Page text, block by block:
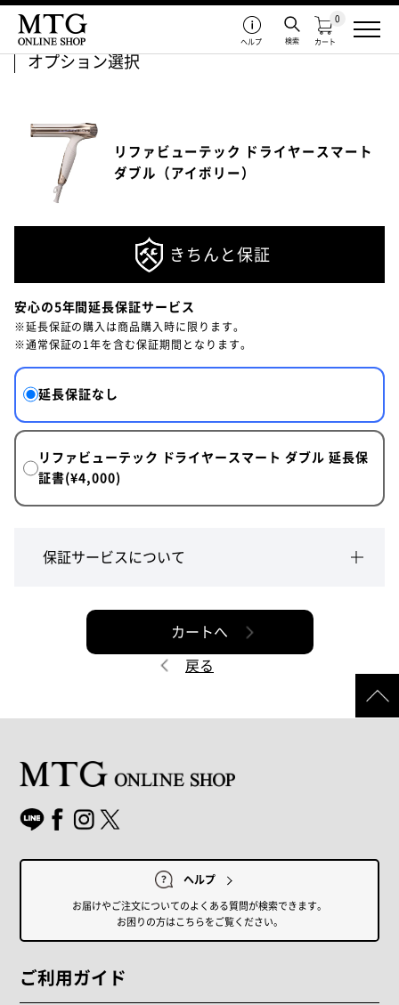
カート
0
検索
ヘルプ
オプション選択
リファビューテック ドライヤースマート
ダブル（アイボリー）
きちんと保証
安心の5年間延長保証サービス
※延長保証の購入は商品購入時に限ります。
※通常保証の1年を含む保証期間となります。
延長保証なし
リファビューテック ドライヤースマート ダブル 延長保
証書(¥4,000)
保証サービスについて
カートへ
戻る
ヘルプ
お届けやご注文についてのよくある質問が検索できます。
お困りの方はこちらをご覧ください。
ご利用ガイド